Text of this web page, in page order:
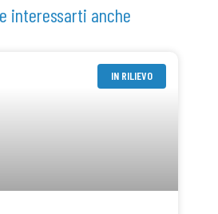
interessarti anche
IN RILIEVO